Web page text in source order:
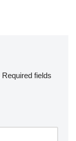
Required fields